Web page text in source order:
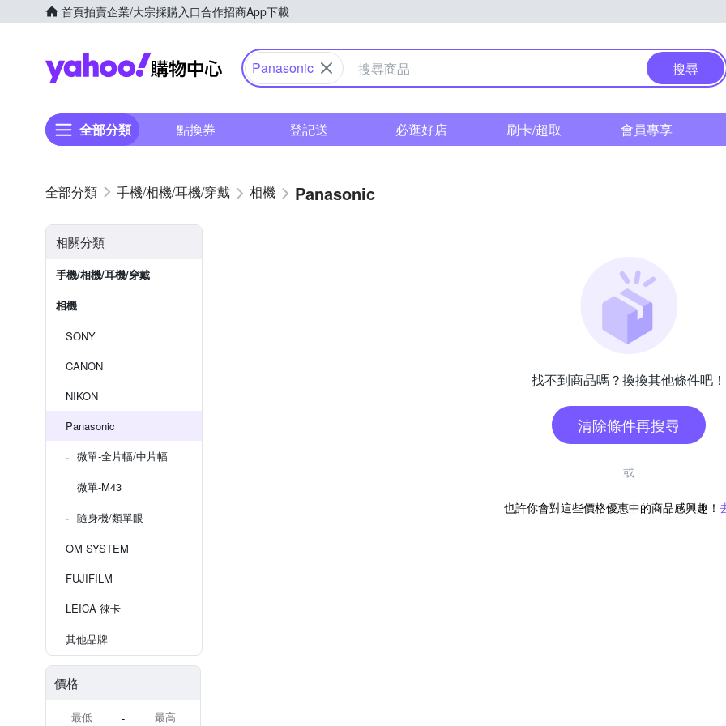
首頁拍賣企業/大宗採購入口合作招商App下載
Yahoo購物中心
Panasonic 搜尋
全部分類 點換券 登記送 必逛好店 刷卡/超取 會員專享
手機/相機/耳機/穿戴 相機 Panasonic
相關分類
手機/相機/耳機/穿戴
相機
SONY
CANON
NIKON
Panasonic
微單-全片幅/中片幅
微單-M43
隨身機/類單眼
OM SYSTEM
FUJIFILM
LEICA 徠卡
其他品牌
價格
-
找不到商品嗎？換換其他條件吧！
清除條件再搜尋
或
也許你會對這些價格優惠中的商品感興趣！